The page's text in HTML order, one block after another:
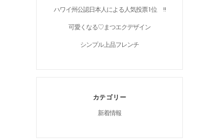
ハワイ州公認日本人による人気投票 1 位 !!
可愛くなる♡まつエクデザイン
シンプル上品フレンチ
カテゴリー
新着情報